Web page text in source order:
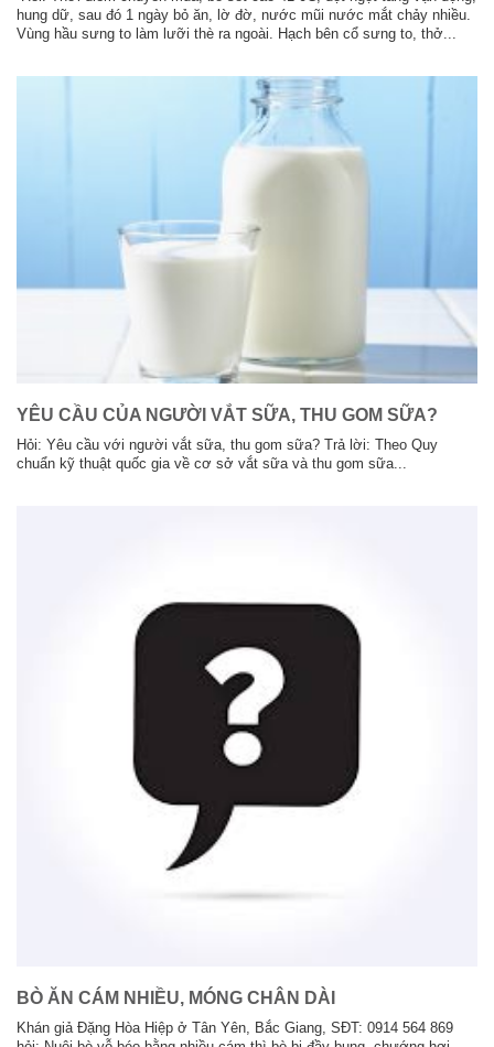
hung dữ, sau đó 1 ngày bỏ ăn, lờ đờ, nước mũi nước mắt chảy nhiều.
Vùng hầu sưng to làm lưỡi thè ra ngoài. Hạch bên cổ sưng to, thở...
YÊU CẦU CỦA NGƯỜI VẮT SỮA, THU GOM SỮA?
Hỏi: Yêu cầu với người vắt sữa, thu gom sữa? Trả lời: Theo Quy
chuẩn kỹ thuật quốc gia về cơ sở vắt sữa và thu gom sữa...
BÒ ĂN CÁM NHIỀU, MÓNG CHÂN DÀI
Khán giả Đặng Hòa Hiệp ở Tân Yên, Bắc Giang, SĐT: 0914 564 869